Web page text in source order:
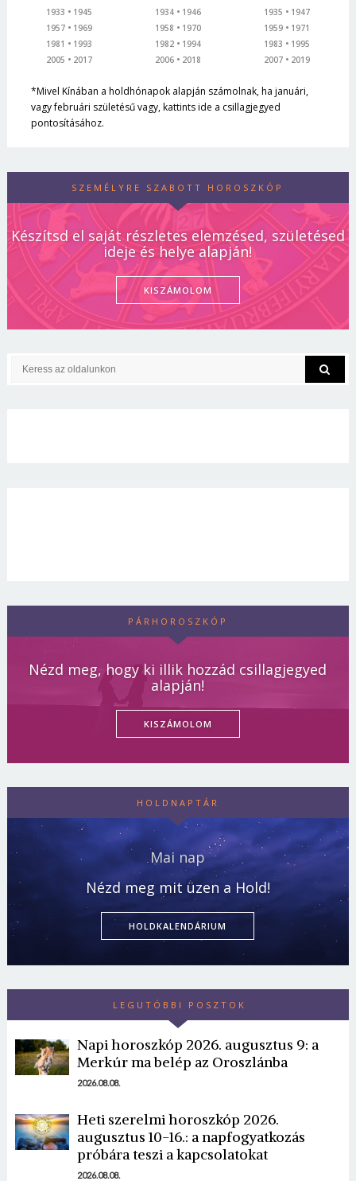
1933
1945
1957
1969
1981
1993
2005
2017
1934
1946
1958
1970
1982
1994
2006
2018
1935
1947
1959
1971
1983
1995
2007
2019
*Mivel Kínában a holdhónapok alapján számolnak, ha januári,
vagy februári születésű vagy, kattints ide a csillagjegyed
pontosításához.
SZEMÉLYRE SZABOTT HOROSZKÓP
Készítsd el saját részletes elemzésed, születésed
ideje és helye alapján!
KISZÁMOLOM
PÁRHOROSZKÓP
Nézd meg, hogy ki illik hozzád csillagjegyed
alapján!
KISZÁMOLOM
HOLDNAPTÁR
Mai nap
Nézd meg mit üzen a Hold!
HOLDKALENDÁRIUM
LEGUTÓBBI POSZTOK
Napi horoszkóp 2026. augusztus 9: a
Merkúr ma belép az Oroszlánba
2026.08.08.
Heti szerelmi horoszkóp 2026.
augusztus 10-16.: a napfogyatkozás
próbára teszi a kapcsolatokat
2026.08.08.
Borsonline bejelentkezés